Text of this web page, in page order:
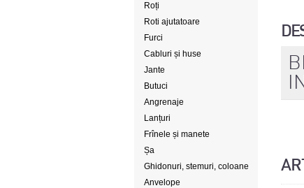
Roți
Roti ajutatoare
Furci
Cabluri și huse
Jante
Butuci
Angrenaje
Lanțuri
Frînele și manete
Șa
Ghidonuri, stemuri, coloane
de direcție
Anvelope